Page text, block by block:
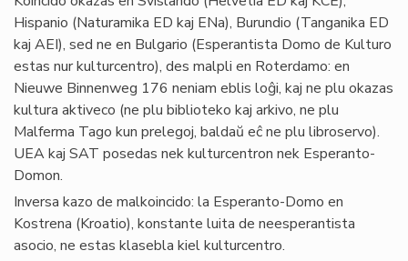
Hispanio (Naturamika ED kaj ENa), Burundio (Tanganika ED
kaj AEI), sed ne en Bulgario (Esperantista Domo de Kulturo
estas nur kulturcentro), des malpli en Roterdamo: en
Nieuwe Binnenweg 176 neniam eblis loĝi, kaj ne plu okazas
kultura aktiveco (ne plu biblioteko kaj arkivo, ne plu
Malferma Tago kun prelegoj, baldaŭ eĉ ne plu libroservo).
UEA kaj SAT posedas nek kulturcentron nek Esperanto-
Domon.
Inversa kazo de malkoincido: la Esperanto-Domo en
Kostrena (Kroatio), konstante luita de neesperantista
asocio, ne estas klasebla kiel kulturcentro.